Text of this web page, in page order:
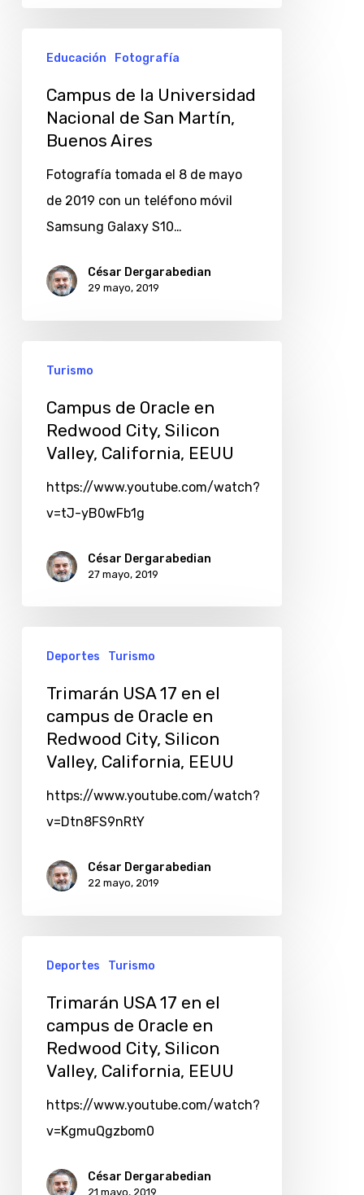
Universidad
Nacional
Martín,
Aires
Educación Fotografía
Campus de la Universidad
Nacional de San Martín,
Buenos Aires
Fotografía tomada el 8 de mayo
de 2019 con un teléfono móvil
Samsung Galaxy S10…
César Dergarabedian
29 mayo, 2019
Turismo
Campus de Oracle en
Redwood City, Silicon
Valley, California, EEUU
https://www.youtube.com/watch?
v=tJ-yB0wFb1g
César Dergarabedian
27 mayo, 2019
Deportes Turismo
Trimarán USA 17 en el
campus de Oracle en
Redwood City, Silicon
Valley, California, EEUU
https://www.youtube.com/watch?
v=Dtn8FS9nRtY
César Dergarabedian
22 mayo, 2019
Deportes Turismo
Trimarán USA 17 en el
campus de Oracle en
Redwood City, Silicon
Valley, California, EEUU
https://www.youtube.com/watch?
v=KgmuQgzbom0
César Dergarabedian
21 mayo, 2019